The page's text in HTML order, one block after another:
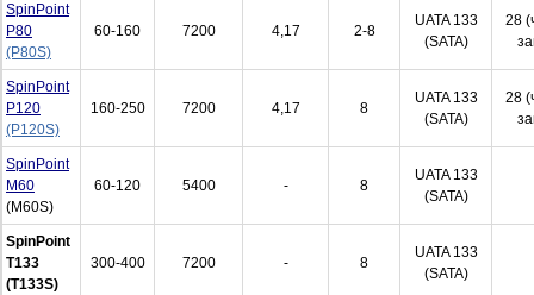
SpinPoint
P80
(P80S)
60-160 7200 4,17 2-8
UATA 133
(SATA)
28
SpinPoint
P120
(P120S)
160-250 7200 4,17 8
UATA 133
(SATA)
28
SpinPoint
M60
(M60S)
60-120 5400 - 8
UATA 133
(SATA)
SpinPoint
T133
(T133S)
300-400 7200 - 8
UATA 133
(SATA)